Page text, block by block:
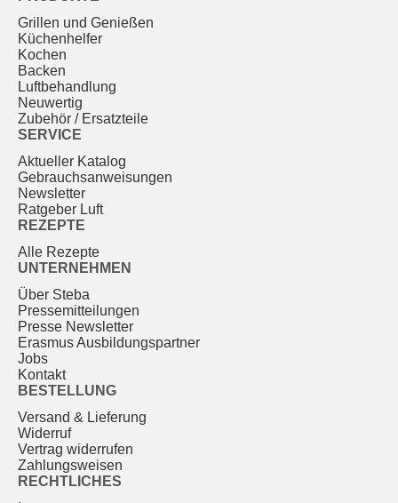
Grillen und Genießen
Küchenhelfer
Kochen
Backen
Luftbehandlung
Neuwertig
Zubehör / Ersatzteile
SERVICE
Aktueller Katalog
Gebrauchs­anweisungen
Newsletter
Ratgeber Luft
REZEPTE
Alle Rezepte
UNTERNEHMEN
Über Steba
Pressemitteilungen
Presse Newsletter
Erasmus Ausbildungspartner
Jobs
Kontakt
BESTELLUNG
Versand & Lieferung
Widerruf
Vertrag widerrufen
Zahlungsweisen
RECHTLICHES